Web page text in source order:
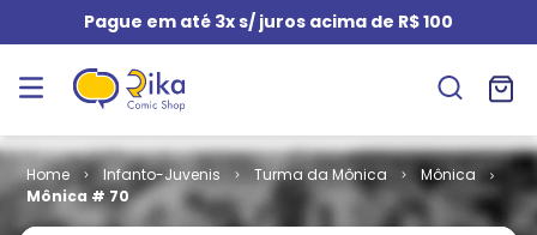
Pague em até 3x s/ juros acima de R$ 100
Infanto-Juvenis Turma da Mônica
Mônica
Mônica # 70